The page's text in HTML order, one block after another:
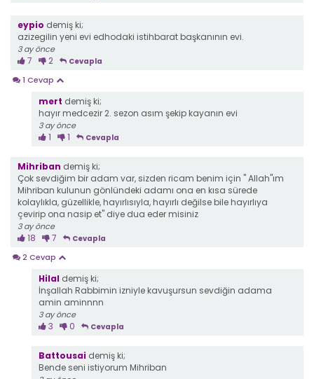
eypio demiş ki;
azizegilin yeni evi edhodaki istihbarat başkanının evi.
3 ay önce
7 2 Cevapla
1 Cevap
mert demiş ki;
hayır medcezir 2. sezon asım şekip kayanın evi
3 ay önce
1 1 Cevapla
Mihriban demiş ki;
Çok sevdiğim bir adam var, sizden ricam benim için " Allah"ım
Mihriban kulunun gönlündeki adamı ona en kısa sürede
kolaylıkla, güzellikle, hayırlısıyla, hayırlı değilse bile hayırlıya
çevirip ona nasip et" diye dua eder misiniz
3 ay önce
18 7 Cevapla
2 Cevap
Hilal demiş ki;
İnşallah Rabbimin izniyle kavuşursun sevdiğin adama
amin aminnnn
3 ay önce
3 0 Cevapla
Battousai demiş ki;
Bende seni istiyorum Mihriban